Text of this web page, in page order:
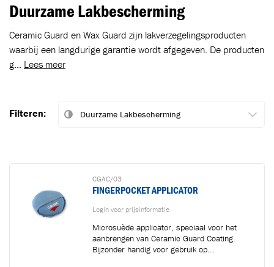
Duurzame Lakbescherming
Ceramic Guard en Wax Guard zijn lakverzegelingsproducten
waarbij een langdurige garantie wordt afgegeven. De producten
g... Lees meer
Filteren:
CGAC/03
FINGERPOCKET APPLICATOR
Login voor prijsinformatie
Microsuède applicator, speciaal voor het
aanbrengen van Ceramic Guard Coating.
Bijzonder handig voor gebruik op...